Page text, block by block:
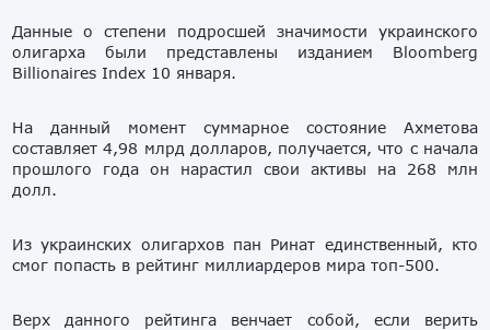
Данные о степени подросшей значимости украинского
олигарха были представлены изданием Bloomberg
Billionaires Index 10 января.
На данный момент суммарное состояние Ахметова
составляет 4,98 млрд долларов, получается, что с начала
прошлого года он нарастил свои активы на 268 млн
долл.
Из украинских олигархов пан Ринат единственный, кто
смог попасть в рейтинг миллиардеров мира топ-500.
Верх данного рейтинга венчает собой, если верить